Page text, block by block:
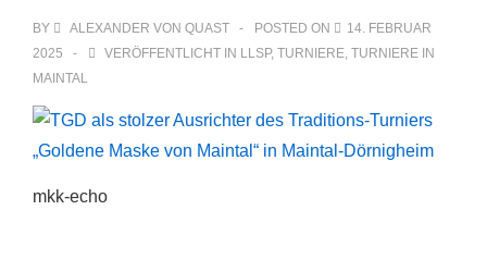
BY ALEXANDER VON QUAST POSTED ON
14. FEBRUAR
2025
VERÖFFENTLICHT IN LLSP, TURNIERE, TURNIERE IN
MAINTAL
mkk-echo